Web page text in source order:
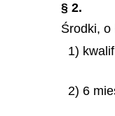
§ 2.
Środki, o
1)
2) 6